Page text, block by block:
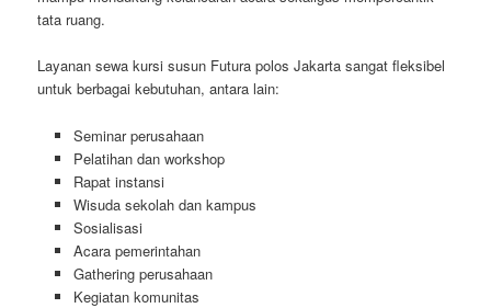
tata ruang.
Layanan sewa kursi susun Futura polos Jakarta sangat fleksibel
untuk berbagai kebutuhan, antara lain:
Seminar perusahaan
Pelatihan dan workshop
Rapat instansi
Wisuda sekolah dan kampus
Sosialisasi
Acara pemerintahan
Gathering perusahaan
Kegiatan komunitas